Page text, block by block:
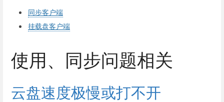
同步客户端
挂载盘客户端
使用、同步问题相关
云盘速度极慢或打不开